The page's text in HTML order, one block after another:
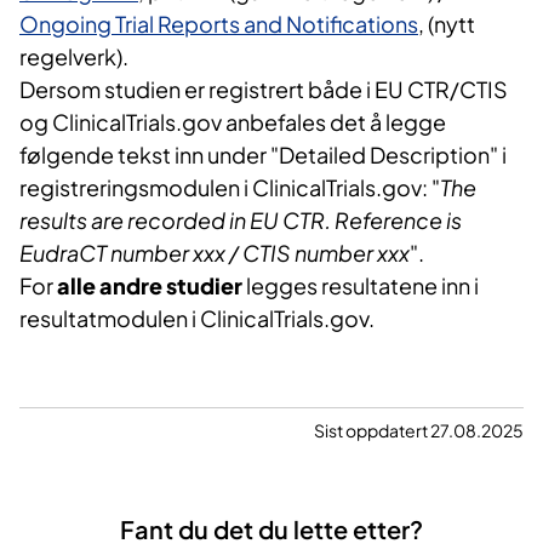
Ongoing Trial Reports and Notifications, (nytt
regelverk).
Dersom studien er registrert både i EU CTR/CTIS
og ClinicalTrials.gov anbefales det å legge
følgende tekst inn under "Detailed Description" i
registreringsmodulen i ClinicalTrials.gov: "The
results are recorded in EU CTR. Reference is
EudraCT number xxx / CTIS number xxx".
Foralle andre studierlegges resultatene inn i
resultatmodulen i ClinicalTrials.gov.
Sist oppdatert 27.08.2025
Fant du det du lette etter?